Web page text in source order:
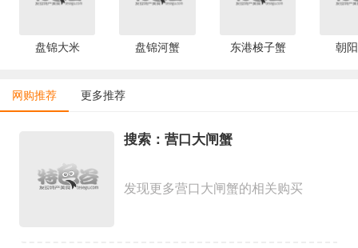
盘锦大米 盘锦河蟹 东港梭子蟹 朝
网购推荐 更多推荐
搜索：营口大闸蟹
发现更多营口大闸蟹的相关购买